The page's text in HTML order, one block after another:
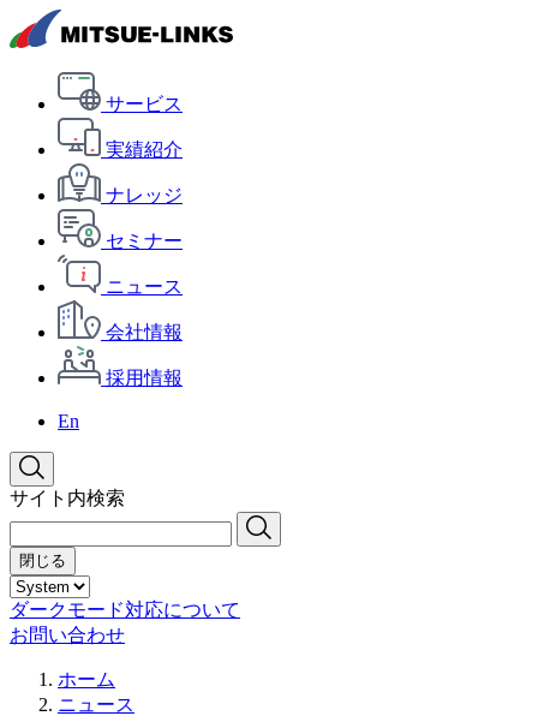
サービス
実績紹介
ナレッジ
セミナー
ニュース
会社情報
採用情報
En
サイト内検索
閉じる
ダークモード対応について
お問い合わせ
ホーム
ニュース